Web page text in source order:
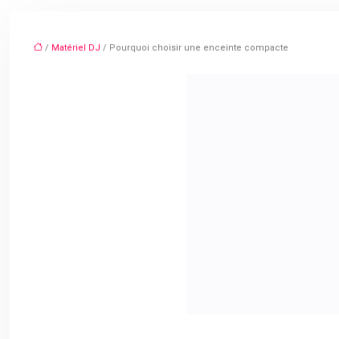
/ Matériel DJ / Pourquoi choisir une enceinte compacte